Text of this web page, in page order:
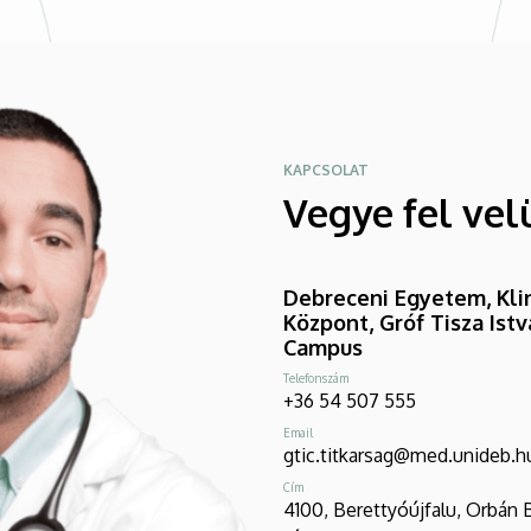
KAPCSOLAT
Vegye fel
Debreceni Egyetem,
Központ, Gróf Tisza
Campus
Telefonszám
+36 54 507 555
Email
Cím
4100, Berettyóújfalu, Orbán